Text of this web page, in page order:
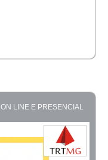
ON LINE E PRESENCIAL